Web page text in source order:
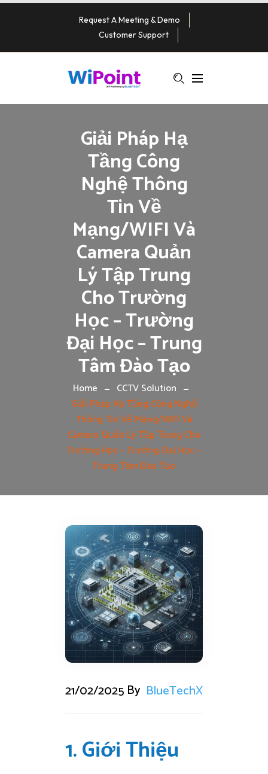
Request A Meeting & Demo
Customer Support
Giải Pháp Hạ
Tầng Công
Nghệ Thông
Tin Về
Mạng/WIFI Và
Camera Quản
Lý Tập Trung
Cho Trường
Học – Trường
Đại Học – Trung
Tâm Đào Tạo
Home
CCTV Solution
Giải Pháp Hạ Tầng Công Nghệ
Thông Tin Về Mạng/WIFI Và
Camera Quản Lý Tập Trung Cho
Trường Học – Trường Đại Học –
Trung Tâm Đào Tạo
21/02/2025 By BlueTechX
1. Giới Thiệu